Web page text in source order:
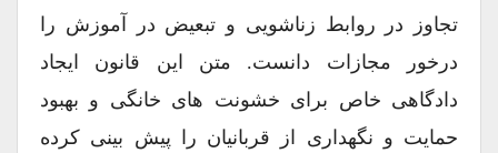
تجاوز در روابط زناشویی و تبعیض در آموزش را
درخور مجازات دانست. متن این قانون ایجاد
دادگاهی خاص برای خشونت های خانگی و بهبود
حمایت و نگهداری از قربانیان را پیش بینی کرده